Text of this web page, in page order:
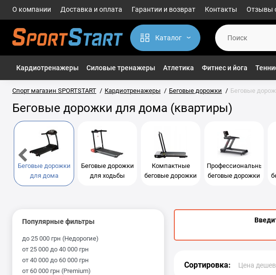
О компании Доставка и оплата Гарантии и возврат Контакты Отзывы
Каталог
Кардиотренажеры Силовые тренажеры Атлетика Фитнес и йога
Спорт магазин SPORTSTART Кардиотренажеры Беговые дорожки Беговые
Беговые дорожки для дома (квартиры)
Беговые дорожки
для дома
Беговые дорожки
для ходьбы
Компактные
беговые дорожки
Профессиональные
беговые дорожки
Популярные фильтры
до 25 000 грн (Недорогие)
от 25 000 до 40 000 грн
от 40 000 до 60 000 грн
от 60 000 грн (Premium)
Сортировка: Цена